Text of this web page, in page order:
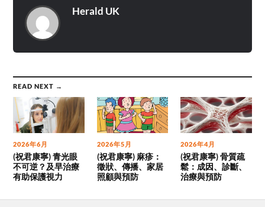
Herald UK
READ NEXT →
2026年6月
(祝君康寧) 青光眼
不可逆？及早治療
有助保護視力
2026年5月
(祝君康寧) 麻疹：
徵狀、傳播、家居
照顧與預防
2026年4月
(祝君康寧) 骨質疏
鬆：成因、診斷、
治療與預防